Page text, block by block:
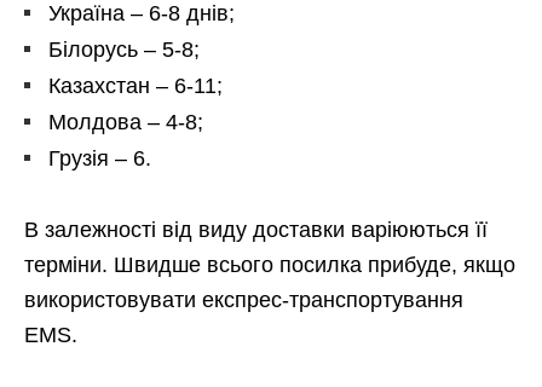
Україна – 6-8 днів;
Білорусь – 5-8;
Казахстан – 6-11;
Молдова – 4-8;
Грузія – 6.
В залежності від виду доставки варіюються її
терміни. Швидше всього посилка прибуде, якщо
використовувати експрес-транспортування
EMS.